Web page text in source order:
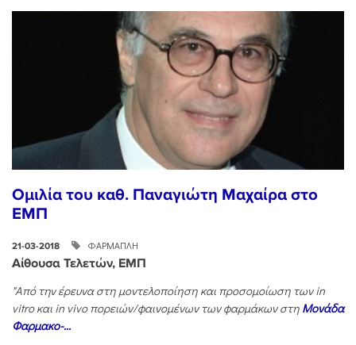
Ομιλία του καθ. Παναγιώτη Μαχαίρα στο
ΕΜΠ
21-03-2018 ΦΑΡΜΑΠΛΗ
Αίθουσα Τελετών, ΕΜΠ
"Από την έρευνα στη μοντελοποίηση και προσομοίωση τωνin
vitroκαι in vivoπορειών/φαινομένων των φαρμάκων στη Μονάδα
Φαρμακο-...